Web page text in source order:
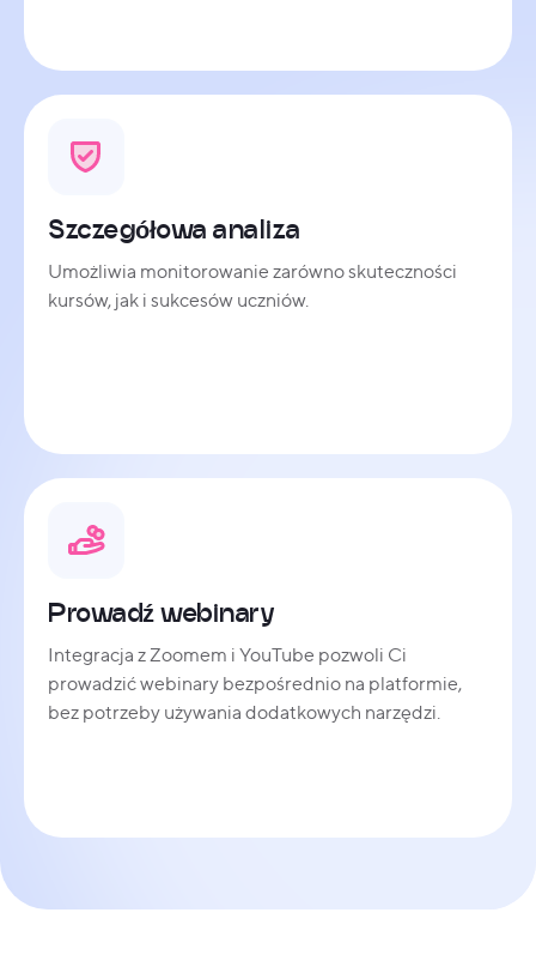
Szczegółowa analiza
Umożliwia monitorowanie zarówno skuteczności
kursów, jak i sukcesów uczniów.
Prowadź webinary
Integracja z Zoomem i YouTube pozwoli Ci
prowadzić webinary bezpośrednio na platformie,
bez potrzeby używania dodatkowych narzędzi.